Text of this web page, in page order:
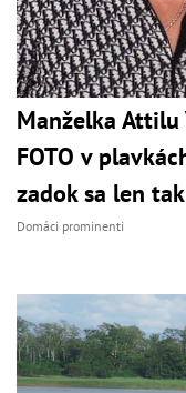
Manželka Attilu
FOTO v
zadok sa len
Domáci prominenti